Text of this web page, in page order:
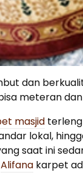
dan
meteran
masjid
lokal,
saat ini
Alifana karpet